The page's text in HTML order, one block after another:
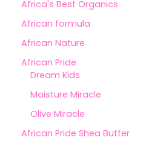
Africa's Best Organics
African formula
African Nature
African Pride
Dream Kids
Moisture Miracle
Olive Miracle
African Pride Shea Butter